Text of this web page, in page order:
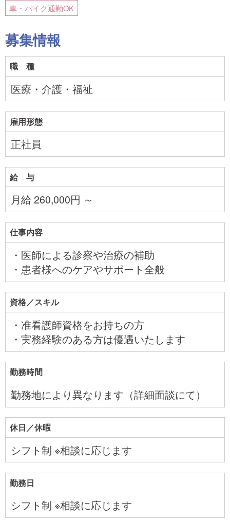
車・バイク通勤OK
募集情報
職 種
医療・介護・福祉
雇用形態
正社員
給 与
月給 260,000円 ～
仕事内容
・医師による診察や治療の補助
・患者様へのケアやサポート全般
資格／スキル
・准看護師資格をお持ちの方
・実務経験のある方は優遇いたします
勤務時間
勤務地により異なります（詳細面談にて）
休日／休暇
シフト制 ※相談に応じます
勤務日
シフト制 ※相談に応じます